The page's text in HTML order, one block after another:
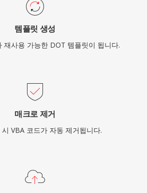
템플릿 생성
재사용 가능한 DOT 템플릿이 됩니다.
매크로 제거
VBA 코드가 자동 제거됩니다.